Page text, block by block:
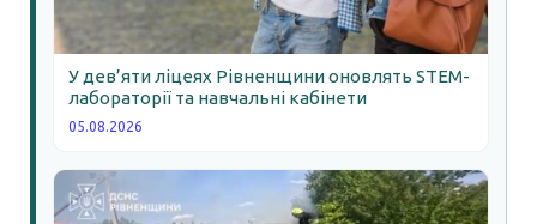
У дев’яти ліцеях Рівненщини оновлять STEM-
лабораторії та навчальні кабінети
05.08.2026